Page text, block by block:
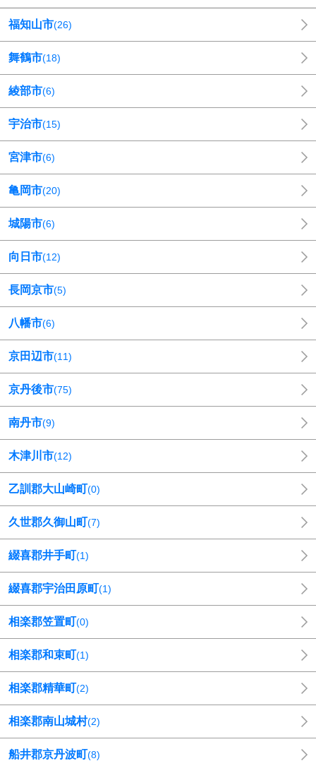
福知山市(26)
舞鶴市(18)
綾部市(6)
宇治市(15)
宮津市(6)
亀岡市(20)
城陽市(6)
向日市(12)
長岡京市(5)
八幡市(6)
京田辺市(11)
京丹後市(75)
南丹市(9)
木津川市(12)
乙訓郡大山崎町(0)
久世郡久御山町(7)
綴喜郡井手町(1)
綴喜郡宇治田原町(1)
相楽郡笠置町(0)
相楽郡和束町(1)
相楽郡精華町(2)
相楽郡南山城村(2)
船井郡京丹波町(8)